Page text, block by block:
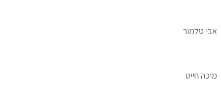
אבי טלמור
מיכה חייט